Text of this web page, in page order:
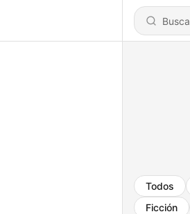
Todos
Ficción